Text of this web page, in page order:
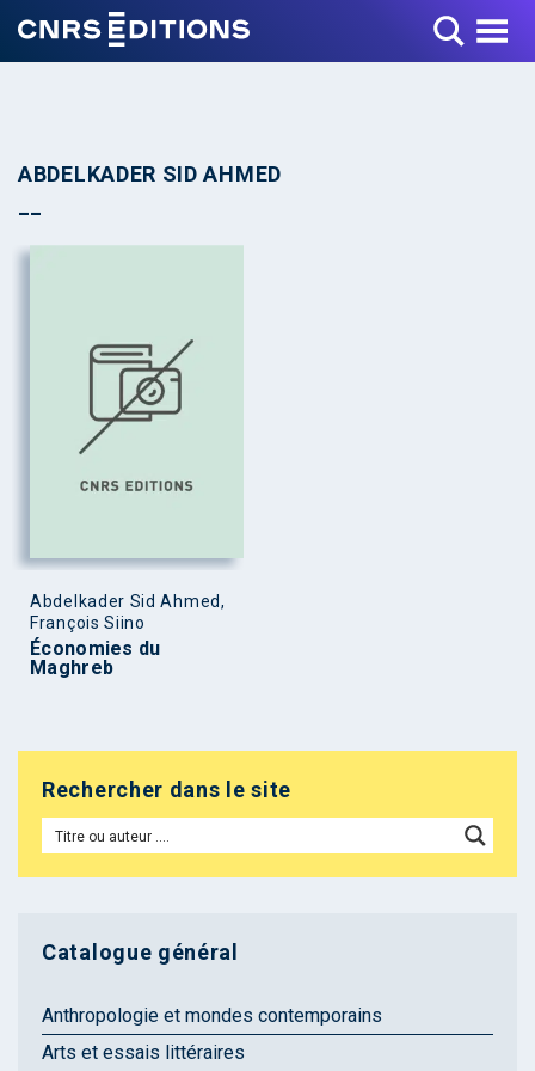
Toggle Menu
ABDELKADER SID AHMED
Abdelkader Sid Ahmed,
François Siino
Économies du
Maghreb
Rechercher dans le site
Catalogue général
Anthropologie et mondes contemporains
Arts et essais littéraires